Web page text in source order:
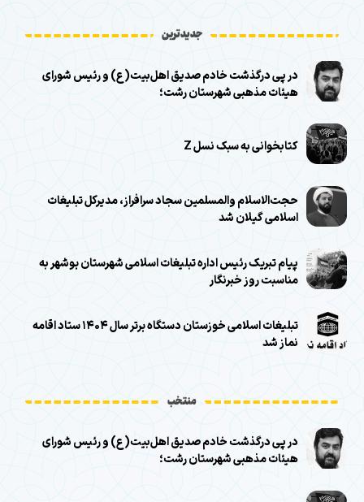
جدیدترین
در پی درگذشت خادم صدیق اهل‌بیت(ع) و رئیس شورای
هیئات مذهبی شهرستان رشت؛
کتابخوانی به سبک نسل Z
حجت‌الاسلام والمسلمین سجاد سرافراز، مدیرکل تبلیغات
اسلامی گیلان شد
پیام تبریک رئیس اداره تبلیغات اسلامی شهرستان بوشهر به
مناسبت روز خبرنگار
تبلیغات اسلامی خوزستان دستگاه برتر سال ۱۴۰۴ ستاد اقامه
نماز شد
منتخب
در پی درگذشت خادم صدیق اهل‌بیت(ع) و رئیس شورای
هیئات مذهبی شهرستان رشت؛